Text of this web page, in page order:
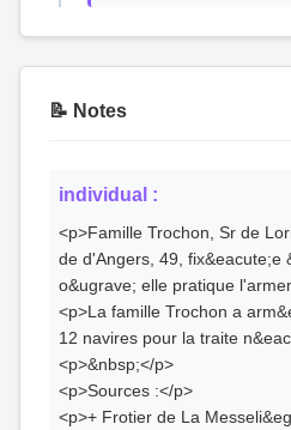
📝 Notes
individual :
<p>Famille Trochon, Sr de
de d'Angers, 49, fix&eacute;e
o&ugrave; elle pratique
<p>La famille Trochon a
12 navires pour la traite
<p>&nbsp;</p>
<p>Sources :</p>
<p>+ Frotier de La